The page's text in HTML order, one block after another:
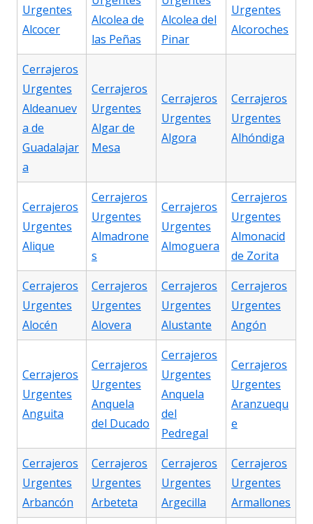
Urgentes
Alcocer
Alcolea de
las Peñas
Alcolea del
Pinar
Urgentes
Alcoroches
Cerrajeros
Urgentes
Aldeanuev
a de
Guadalajar
a
Cerrajeros
Urgentes
Algar de
Mesa
Cerrajeros
Urgentes
Algora
Cerrajeros
Urgentes
Alhóndiga
Cerrajeros
Urgentes
Alique
Cerrajeros
Urgentes
Almadrone
s
Cerrajeros
Urgentes
Almoguera
Cerrajeros
Urgentes
Almonacid
de Zorita
Cerrajeros
Urgentes
Alocén
Cerrajeros
Urgentes
Alovera
Cerrajeros
Urgentes
Alustante
Cerrajeros
Urgentes
Angón
Cerrajeros
Urgentes
Anguita
Cerrajeros
Urgentes
Anquela
del Ducado
Cerrajeros
Urgentes
Anquela
del
Pedregal
Cerrajeros
Urgentes
Aranzuequ
e
Cerrajeros
Urgentes
Arbancón
Cerrajeros
Urgentes
Arbeteta
Cerrajeros
Urgentes
Argecilla
Cerrajeros
Urgentes
Armallones